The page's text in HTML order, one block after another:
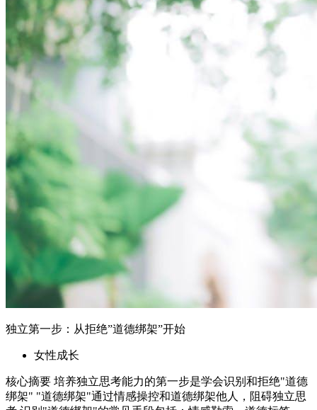
独立第一步：从拒绝”道德绑架”开始
女性成长